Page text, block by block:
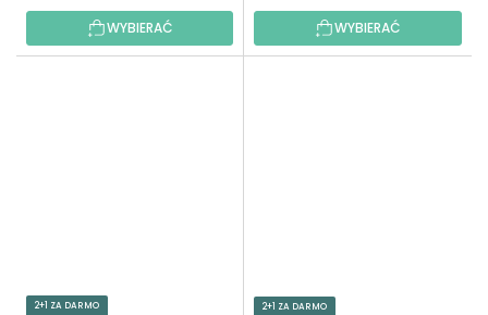
WYBIERAĆ WYBIERAĆ
2+1 ZA DARMO 2+1 ZA DARMO